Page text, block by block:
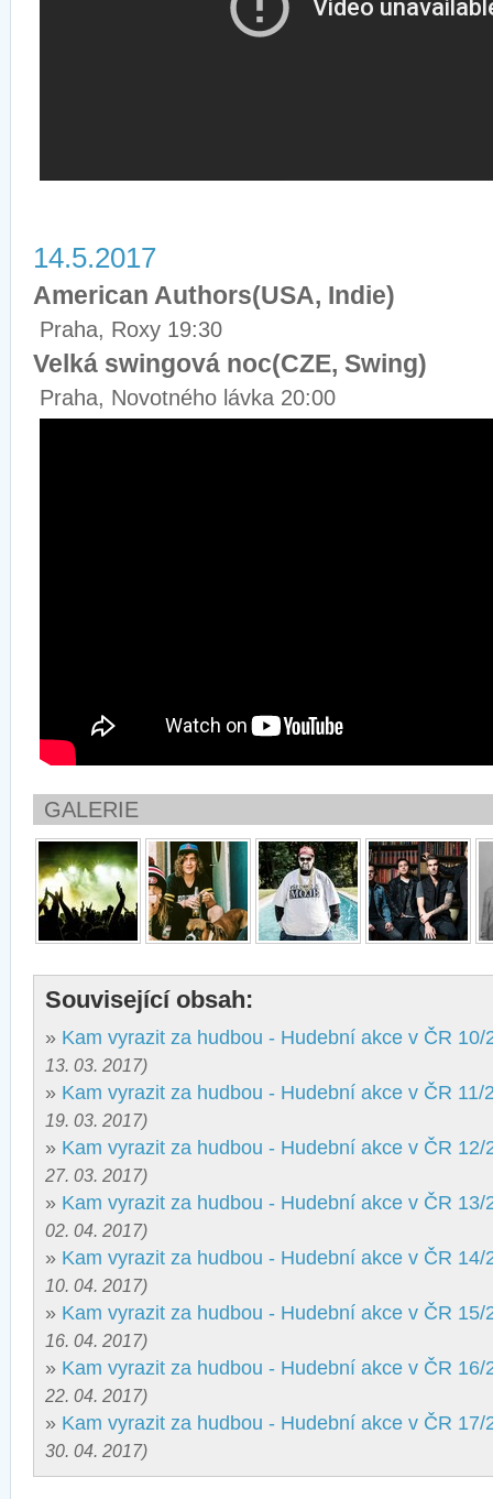
14.5.2017
American Authors(USA, Indie)
Praha, Roxy 19:30
Velká swingová noc(CZE, Swing)
Praha, Novotného lávka 20:00
GALERIE
Související obsah:
» Kam vyrazit za hudbou - Hudební akce v ČR 10/
13. 03. 2017)
» Kam vyrazit za hudbou - Hudební akce v ČR 11/
19. 03. 2017)
» Kam vyrazit za hudbou - Hudební akce v ČR 12/
27. 03. 2017)
» Kam vyrazit za hudbou - Hudební akce v ČR 13/
02. 04. 2017)
» Kam vyrazit za hudbou - Hudební akce v ČR 14/
10. 04. 2017)
» Kam vyrazit za hudbou - Hudební akce v ČR 15/
16. 04. 2017)
» Kam vyrazit za hudbou - Hudební akce v ČR 16/
22. 04. 2017)
» Kam vyrazit za hudbou - Hudební akce v ČR 17/
30. 04. 2017)